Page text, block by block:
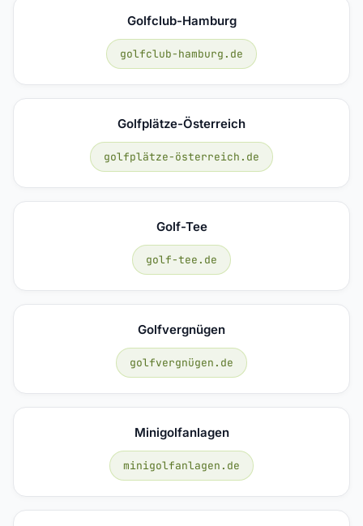
Golfclub-Hamburg
golfclub-hamburg.de
Golfplätze-Österreich
golfplätze-österreich.de
Golf-Tee
golf-tee.de
Golfvergnügen
golfvergnügen.de
Minigolfanlagen
minigolfanlagen.de